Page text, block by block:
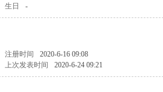
生日 -
注册时间 2020-6-16 09:08
上次发表时间 2020-6-24 09:21